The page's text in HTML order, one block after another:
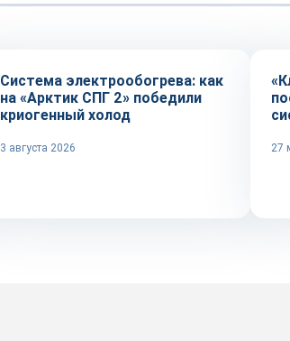
Система электрообогрева: как
на «Арктик СПГ 2» победили
криогенный холод
3 августа 2026 27